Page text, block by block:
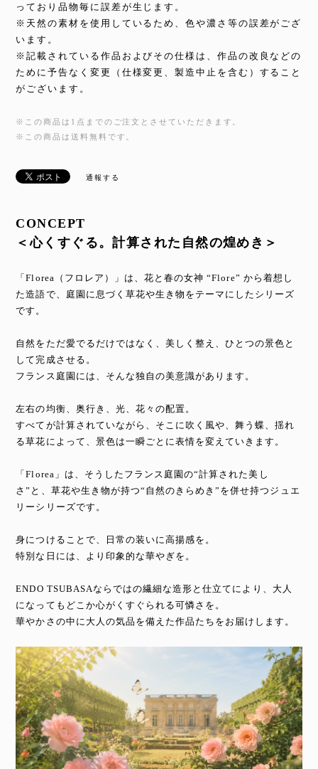
っており品物毎に誤差が生じます。
※天然の素材を使用しているため、色や濃さ等の誤差がござ
います。
※記載されている作品およびその仕様は、作品の改良などの
ために予告なく変更（仕様変更、製造中止を含む）すること
がございます。
※この商品は1点までのご注文とさせていただきます。
※この商品は 送料無料 です。
通報する
CONCEPT
＜心くすぐる。計算された自然の煌めき＞
「Florea（フロレア）」は、花と春の女神 “Flore” から着想し
た造語で、庭園に息づく草花や生き物をテーマにしたシリーズ
です。
自然をただ愛でるだけではなく、美しく整え、ひとつの景色と
して完成させる。
フランス庭園には、そんな独自の美意識があります。
左右の均衡、奥行き、光、花々の配置。
すべてが計算されていながら、そこに吹く風や、舞う蝶、揺れ
る草花によって、景色は一瞬ごとに表情を変えていきます。
「Florea」は、そうしたフランス庭園の“計算された美し
さ”と、草花や生き物が持つ“自然のきらめき”を併せ持つジュエ
リーシリーズです。
身につけることで、日常の装いに高揚感を。
特別な日には、より印象的な華やぎを。
ENDO TSUBASAならではの繊細な造形と仕立てにより、大人
になってもどこか心がくすぐられる可憐さを。
華やかさの中に大人の気品を備えた作品たちをお届けします。